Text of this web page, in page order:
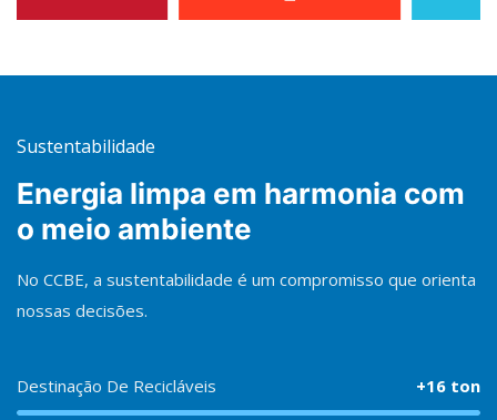
Sustentabilidade
Energia limpa em harmonia com
o meio ambiente
No CCBE, a sustentabilidade é um compromisso que orienta
nossas decisões.
Destinação De Recicláveis +16 ton